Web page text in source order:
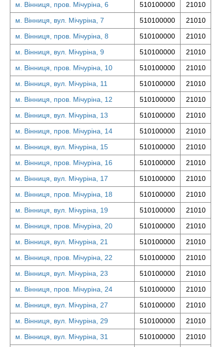
м. Вінниця, пров. Мічуріна, 6
510100000
21010
м. Вінниця, вул. Мічуріна, 7
510100000
21010
м. Вінниця, пров. Мічуріна, 8
510100000
21010
м. Вінниця, вул. Мічуріна, 9
510100000
21010
м. Вінниця, пров. Мічуріна, 10
510100000
21010
м. Вінниця, вул. Мічуріна, 11
510100000
21010
м. Вінниця, пров. Мічуріна, 12
510100000
21010
м. Вінниця, вул. Мічуріна, 13
510100000
21010
м. Вінниця, пров. Мічуріна, 14
510100000
21010
м. Вінниця, вул. Мічуріна, 15
510100000
21010
м. Вінниця, пров. Мічуріна, 16
510100000
21010
м. Вінниця, вул. Мічуріна, 17
510100000
21010
м. Вінниця, пров. Мічуріна, 18
510100000
21010
м. Вінниця, вул. Мічуріна, 19
510100000
21010
м. Вінниця, пров. Мічуріна, 20
510100000
21010
м. Вінниця, вул. Мічуріна, 21
510100000
21010
м. Вінниця, пров. Мічуріна, 22
510100000
21010
м. Вінниця, вул. Мічуріна, 23
510100000
21010
м. Вінниця, пров. Мічуріна, 24
510100000
21010
м. Вінниця, вул. Мічуріна, 27
510100000
21010
м. Вінниця, вул. Мічуріна, 29
510100000
21010
м. Вінниця, вул. Мічуріна, 31
510100000
21010